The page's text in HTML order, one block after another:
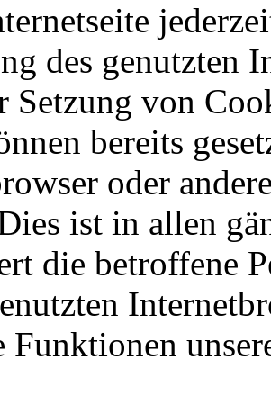
des genutzten
Setzung von
bereits
oder
ist in allen
die betroffene
Funktionen